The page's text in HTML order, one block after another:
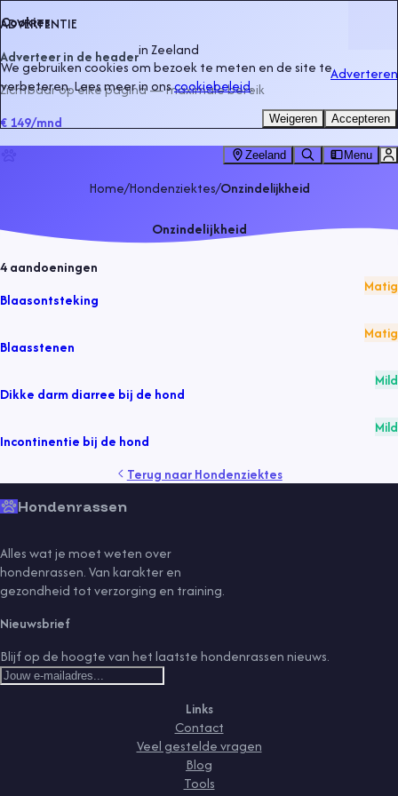
ADVERTENTIE
Adverteer in de headerinZeeland
Zichtbaar op elke pagina — maximale bereik
€ 149/mnd
Adverteren
Zeeland Menu
Home/Hondenziektes/Onzindelijkheid
Onzindelijkheid
4aandoeningen
Blaasontsteking
Matig
Blaasstenen
Matig
Dikke darm diarree bij de hond
Mild
Incontinentie bij de hond
Mild
Terug naarHondenziektes
Hondenrassen
Alles wat je moet weten over
hondenrassen. Van karakter en
gezondheid tot verzorging en training.
Nieuwsbrief
Blijf op de hoogte van het laatste hondenrassen nieuws.
Links
Contact
Veel gestelde vragen
Blog
Tools
Cookies
We gebruiken cookies om bezoek te meten en de site te
verbeteren. Lees meer in onscookiebeleid.
Weigeren Accepteren